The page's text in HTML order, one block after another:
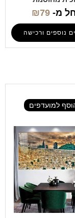
מ- ₪79
נוספים ורכישה
למועדפים